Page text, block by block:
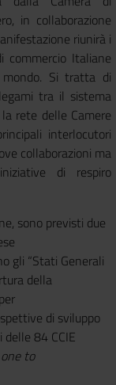
in collaborazione
riunirà i
commercio Italiane
mondo. Si tratta di
tra il sistema
rete delle Camere
interlocutori
collaborazioni ma
di respiro
sono previsti due
gli “Stati Generali
della
di sviluppo
84 CCIE
one to